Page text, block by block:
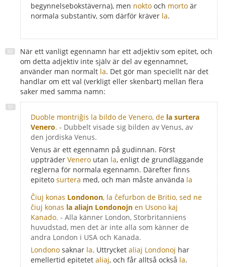
begynnelsebokstäverna), men nokto och morto är
normala substantiv, som därför kräver la.
När ett vanligt egennamn har ett adjektiv som epitet, och
om detta adjektiv inte själv är del av egennamnet,
använder man normalt la. Det gör man speciellt när det
handlar om ett val (verkligt eller skenbart) mellan flera
saker med samma namn:
Duoble montriĝis la bildo de Venero, de la surtera
Venero. - Dubbelt visade sig bilden av Venus, av
den jordiska Venus.
Venus är ett egennamn på gudinnan. Först
uppträder Venero utan la, enligt de grundläggande
reglerna för normala egennamn. Därefter finns
epiteto surtera med, och man måste använda la
Ĉiuj konas Londonon, la ĉefurbon de Britio, sed ne
ĉiuj konas la aliajn Londonojn en Usono kaj
Kanado. - Alla känner London, Storbritanniens
huvudstad, men det är inte alla som känner de
andra London i USA och Kanada.
Londono saknar la. Uttrycket aliaj Londonoj har
emellertid epitetet aliaj, och får alltså också la.